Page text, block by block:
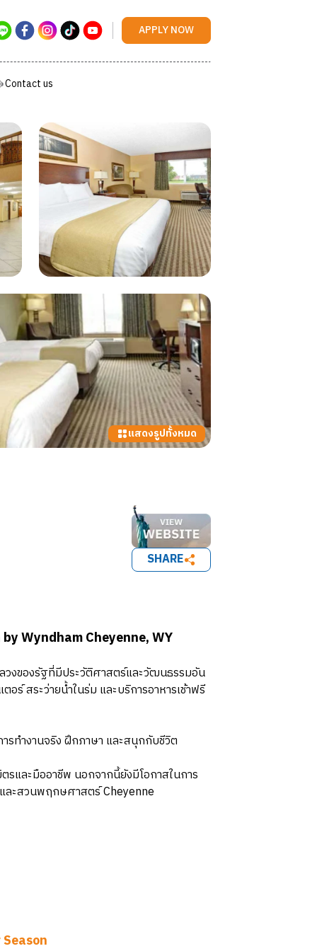
Contact us APPLY NOW
Contact us
แสดงรูปทั้งหมด
SHARE
Wyndham Cheyenne, WY
วงของรัฐที่มีประวัติศาสตร์และวัฒนธรรมอัน
ร์ สระว่ายน้ำในร่ม และบริการอาหารเช้าฟรี
รทำงานจริง ฝึกภาษา และสนุกกับชีวิต
รและมืออาชีพ นอกจากนี้ยังมีโอกาสในการ
ละสวนพฤกษศาสตร์ Cheyenne
Season